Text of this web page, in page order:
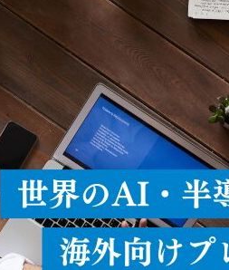
ルモード、長
て使用するこ
一のデバイス
距離まで届く
[…]